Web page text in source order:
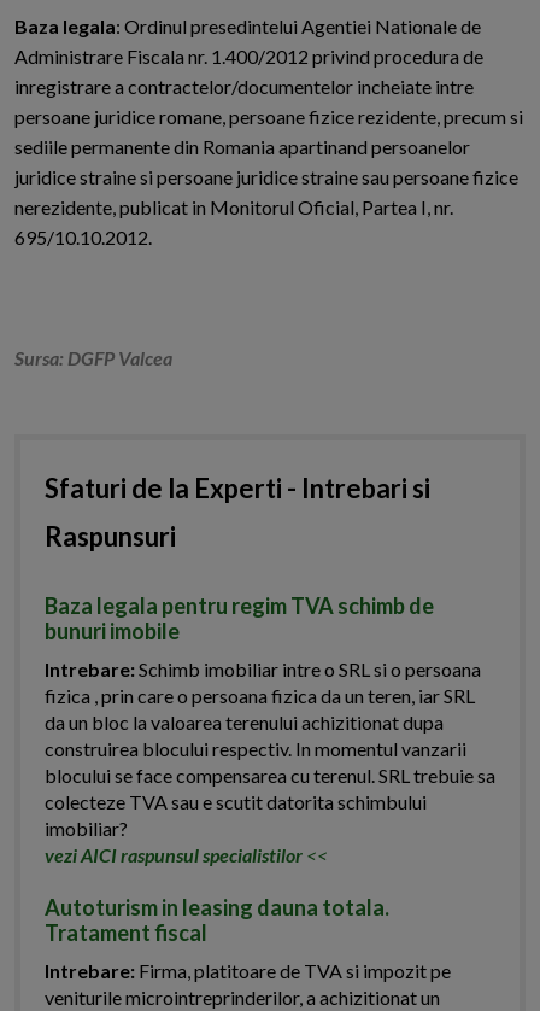
Baza legala: Ordinul presedintelui Agentiei Nationale de
Administrare Fiscala nr. 1.400/2012 privind procedura de
inregistrare a contractelor/documentelor incheiate intre
persoane juridice romane, persoane fizice rezidente, precum si
sediile permanente din Romania apartinand persoanelor
juridice straine si persoane juridice straine sau persoane fizice
nerezidente, publicat in Monitorul Oficial, Partea I, nr.
695/10.10.2012.
Sursa: DGFP Valcea
Sfaturi de la Experti - Intrebari si
Raspunsuri
Baza legala pentru regim TVA schimb de
bunuri imobile
Intrebare:Schimb imobiliar intre o SRL si o persoana
fizica , prin care o persoana fizica da un teren, iar SRL
da un bloc la valoarea terenului achizitionat dupa
construirea blocului respectiv. In momentul vanzarii
blocului se face compensarea cu terenul. SRL trebuie sa
colecteze TVA sau e scutit datorita schimbului
imobiliar?
vezi AICI raspunsul specialistilor <<
Autoturism in leasing dauna totala.
Tratament fiscal
Intrebare: Firma, platitoare de TVA si impozit pe
veniturile microintreprinderilor, a achizitionat un